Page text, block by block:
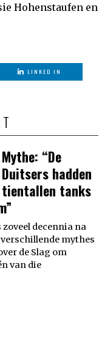
Hohenstaufen en
LINKED IN
Mythe: “De
Duitsers hadden
tientallen tanks
decennia na
mythes
de Slag om
van die